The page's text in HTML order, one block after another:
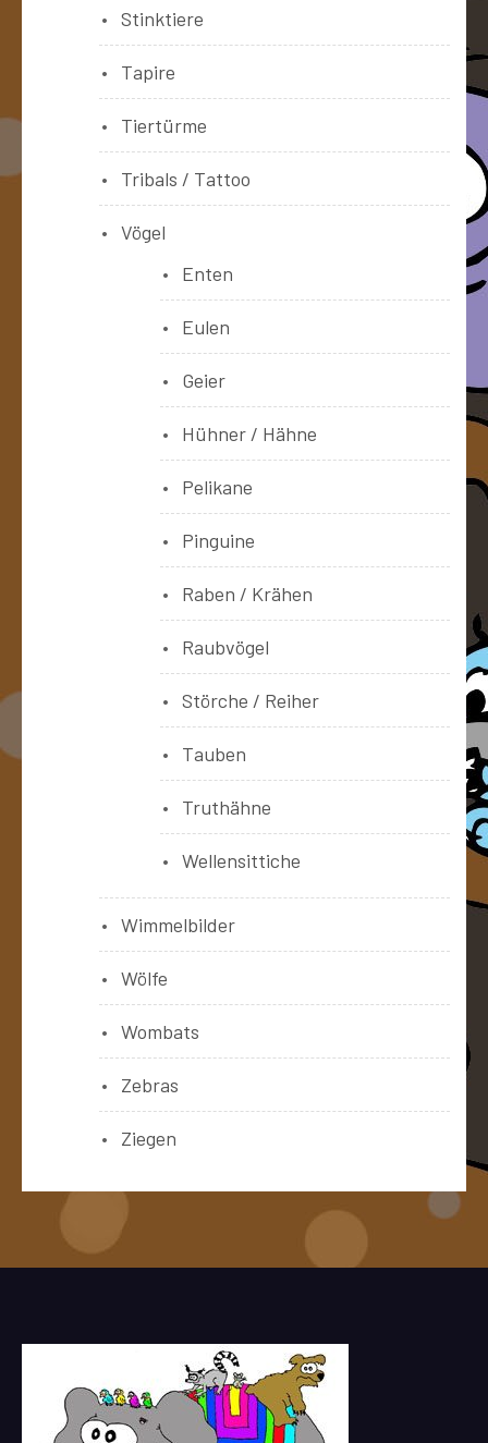
Stinktiere
Tapire
Tiertürme
Tribals / Tattoo
Vögel
Enten
Eulen
Geier
Hühner / Hähne
Pelikane
Pinguine
Raben / Krähen
Raubvögel
Störche / Reiher
Tauben
Truthähne
Wellensittiche
Wimmelbilder
Wölfe
Wombats
Zebras
Ziegen